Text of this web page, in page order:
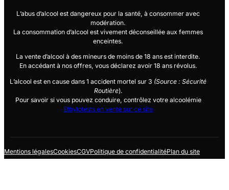
L’abus d’alcool est dangereux pour la santé, à consommer avec
modération.
La consommation d’alcool est vivement déconseillée aux femmes
enceintes.
La vente d’alcool à des mineurs de moins de 18 ans est interdite.
En accédant à nos offres, vous déclarez avoir 18 ans révolus.
L’alcool est en cause dans 1 accident mortel sur 3 (Source : Sécurité
Routière).
Pour savoir si vous pouvez conduire, contrôlez votre alcoolémie
Ethylotests en vente sur ce site
Mentions légalesCookiesCGVPolitique de confidentialitéPlan du site